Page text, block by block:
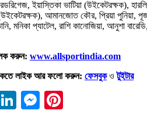
রডরিগেজ, ইয়াস্তিকা ভাটিয়া (উইকেটরক্ষক),
আমানজোত কৌর, প্রিয়া পুনিয়া,
মনিকা প্যাটেল, রাশি কানোজিয়া, আনুশা
করুন: www.allsportindia.com
লাইক আর ফলো করুন: ফেসবুকওটুইটার
Telegram
LinkedIn
Messenger